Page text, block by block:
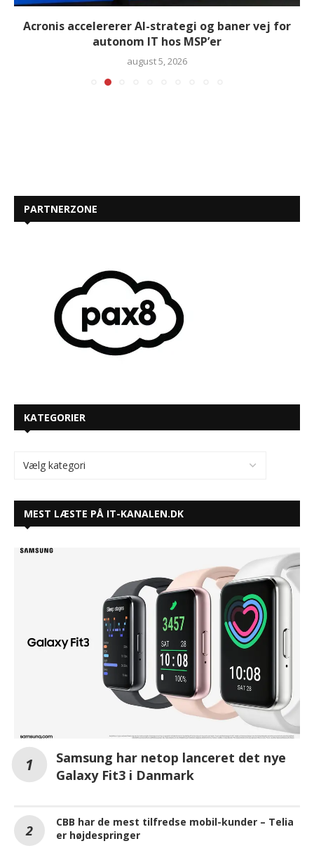
Acronis accelererer AI-strategi og baner vej for
autonom IT hos MSP’er
august 5, 2026
PARTNERZONE
KATEGORIER
MEST LÆSTE PÅ IT-KANALEN.DK
Samsung har netop lanceret det nye
Galaxy Fit3 i Danmark
CBB har de mest tilfredse mobil-kunder – Telia
er højdespringer